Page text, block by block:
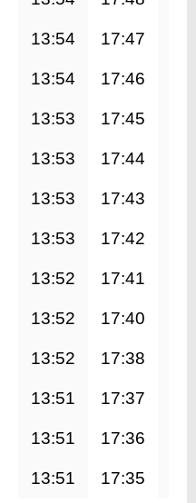
13:54 17:47
13:54 17:46
13:53 17:45
13:53 17:44
13:53 17:43
13:53 17:42
13:52 17:41
13:52 17:40
13:52 17:38
13:51 17:37
13:51 17:36
13:51 17:35